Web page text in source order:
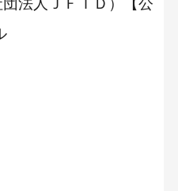
法人ＪＦＴＤ）【公